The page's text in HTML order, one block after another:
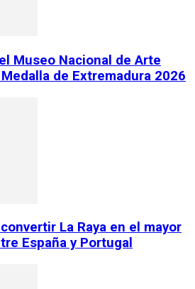
Museo Nacional de Arte
de Extremadura 2026
La Raya en el mayor
España y Portugal